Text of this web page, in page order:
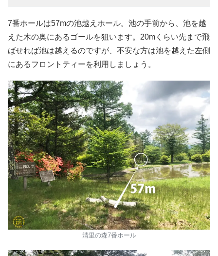
7番ホールは57mの池越えホール。池の手前から、池を越
えた木の奥にあるゴールを狙います。20mくらい先まで飛
ばせれば池は越えるのですが、不安な方は池を越えた左側
にあるフロントティーを利用しましょう。
清里の森7番ホール